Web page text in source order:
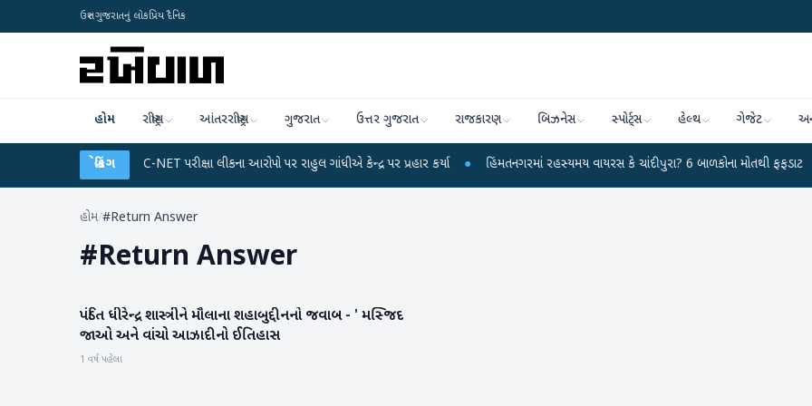
ઉત્તર ગુજરાતનું લોકપ્રિય દૈનિક
હોમ રાષ્ટ્રીય આંતરરાષ્ટ્રીય ગુજરાત ઉત્તર ગુજરાત રાજકારણ બિઝનેસ સ્પોર્ટ્સ હેલ્થ ગેજેટ
બ્રેકિંગ
UGC-NET પરીક્ષા લીકના આરોપો પર રાહુલ ગાંધીએ કેન્દ્ર પર પ્રહાર કર્યા ● હિંમતનગરમાં રહસ્યમય વાયરસ કે ચાંદીપુરા? 6 બાળકોના મોતથી ફફડાટ ●
હોમ/#Return Answer
#Return Answer
રાષ્ટ્રીય
પંડિત ધીરેન્દ્ર શાસ્ત્રીને મૌલાના શહાબુદ્દીનનો જવાબ - ' મસ્જિદ
જાઓ અને વાંચો આઝાદીનો ઈતિહાસ
1 વર્ષ પહેલા